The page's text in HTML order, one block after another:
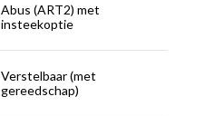
Abus (ART2) met
insteekoptie
Verstelbaar (met
gereedschap)